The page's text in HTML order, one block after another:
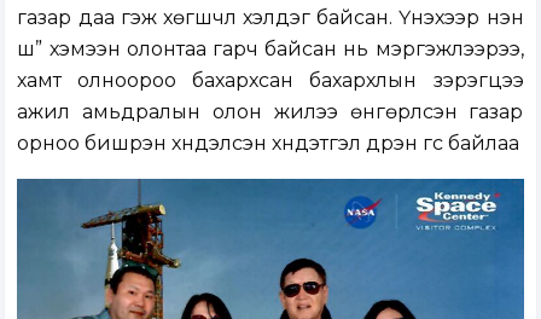
газар даа гэж хөгшчүүл хэлдэг байсан. Үнэхээр үнэн
шүү” хэмээн олонтаа гарч байсан нь мэргэжлээрээ,
хамт олноороо бахархсан бахархлын зэрэгцээ
ажил амьдралын олон жилээ өнгөрүүлсэн газар
орноо бишрэн хүндэлсэн хүндэтгэл дүүрэн үгс байлаа